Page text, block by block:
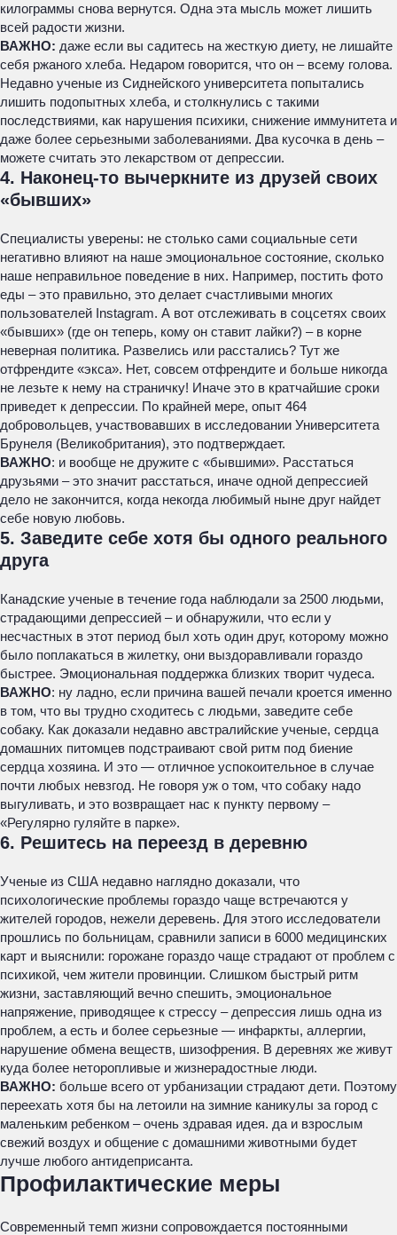
килограммы снова вернутся. Одна эта мысль может лишить
всей радости жизни.
ВАЖНО: даже если вы садитесь на жесткую диету, не лишайте
себя ржаного хлеба. Недаром говорится, что он – всему голова.
Недавно ученые из Сиднейского университета попытались
лишить подопытных хлеба, и столкнулись с такими
последствиями, как нарушения психики, снижение иммунитета и
даже более серьезными заболеваниями. Два кусочка в день –
можете считать это лекарством от депрессии.
4. Наконец-то вычеркните из друзей своих
«бывших»
Специалисты уверены: не столько сами социальные сети
негативно влияют на наше эмоциональное состояние, сколько
наше неправильное поведение в них. Например, постить фото
еды – это правильно, это делает счастливыми многих
пользователей Instagram. А вот отслеживать в соцсетях своих
«бывших» (где он теперь, кому он ставит лайки?) – в корне
неверная политика. Развелись или расстались? Тут же
отфрендите «экса». Нет, совсем отфрендите и больше никогда
не лезьте к нему на страничку! Иначе это в кратчайшие сроки
приведет к депрессии. По крайней мере, опыт 464
добровольцев, участвовавших в исследовании Университета
Брунеля (Великобритания), это подтверждает.
ВАЖНО: и вообще не дружите с «бывшими». Расстаться
друзьями – это значит расстаться, иначе одной депрессией
дело не закончится, когда некогда любимый ныне друг найдет
себе новую любовь.
5. Заведите себе хотя бы одного реального
друга
Канадские ученые в течение года наблюдали за 2500 людьми,
страдающими депрессией – и обнаружили, что если у
несчастных в этот период был хоть один друг, которому можно
было поплакаться в жилетку, они выздоравливали гораздо
быстрее. Эмоциональная поддержка близких творит чудеса.
ВАЖНО: ну ладно, если причина вашей печали кроется именно
в том, что вы трудно сходитесь с людьми, заведите себе
собаку. Как доказали недавно австралийские ученые, сердца
домашних питомцев подстраивают свой ритм под биение
сердца хозяина. И это — отличное успокоительное в случае
почти любых невзгод. Не говоря уж о том, что собаку надо
выгуливать, и это возвращает нас к пункту первому –
«Регулярно гуляйте в парке».
6. Решитесь на переезд в деревню
Ученые из США недавно наглядно доказали, что
психологические проблемы гораздо чаще встречаются у
жителей городов, нежели деревень. Для этого исследователи
прошлись по больницам, сравнили записи в 6000 медицинских
карт и выяснили: горожане гораздо чаще страдают от проблем с
психикой, чем жители провинции. Слишком быстрый ритм
жизни, заставляющий вечно спешить, эмоциональное
напряжение, приводящее к стрессу – депрессия лишь одна из
проблем, а есть и более серьезные — инфаркты, аллергии,
нарушение обмена веществ, шизофрения. В деревнях же живут
куда более неторопливые и жизнерадостные люди.
ВАЖНО: больше всего от урбанизации страдают дети. Поэтому
переехать хотя бы на летоили на зимние каникулы за город с
маленьким ребенком – очень здравая идея. да и взрослым
свежий воздух и общение с домашними животными будет
лучше любого антидеприсанта.
Профилактические меры
Современный темп жизни сопровождается постоянными